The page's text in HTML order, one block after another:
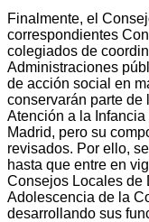
Finalmente, el
correspondientes
colegiados de
Administraciones
de acción social en
conservarán parte
Atención a la
Madrid, pero su
revisados. Por ello,
hasta que entre en
Consejos Locales de
Adolescencia de la
desarrollando sus